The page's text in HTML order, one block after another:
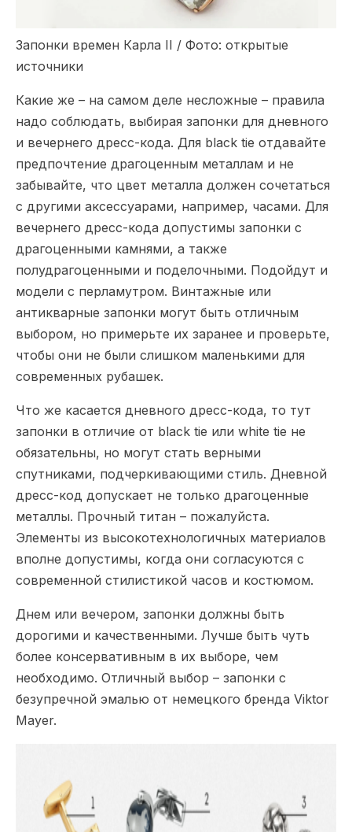
Запонки времен Карла II / Фото: открытые
источники
Какие же – на самом деле несложные – правила
надо соблюдать, выбирая запонки для дневного
и вечернего дресс-кода. Для black tie отдавайте
предпочтение драгоценным металлам и не
забывайте, что цвет металла должен сочетаться
с другими аксессуарами, например, часами. Для
вечернего дресс-кода допустимы запонки с
драгоценными камнями, а также
полудрагоценными и поделочными. Подойдут и
модели с перламутром. Винтажные или
антикварные запонки могут быть отличным
выбором, но примерьте их заранее и проверьте,
чтобы они не были слишком маленькими для
современных рубашек.
Что же касается дневного дресс-кода, то тут
запонки в отличие от black tie или white tie не
обязательны, но могут стать верными
спутниками, подчеркивающими стиль. Дневной
дресс-код допускает не только драгоценные
металлы. Прочный титан – пожалуйста.
Элементы из высокотехнологичных материалов
вполне допустимы, когда они согласуются с
современной стилистикой часов и костюмом.
Днем или вечером, запонки должны быть
дорогими и качественными. Лучше быть чуть
более консервативным в их выборе, чем
необходимо. Отличный выбор – запонки с
безупречной эмалью от немецкого бренда Viktor
Mayer.